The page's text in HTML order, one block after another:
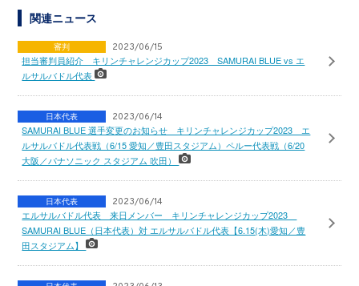
関連ニュース
審判 2023/06/15
担当審判員紹介 キリンチャレンジカップ2023 SAMURAI BLUE vs エ
ルサルバドル代表
日本代表 2023/06/14
SAMURAI BLUE 選手変更のお知らせ キリンチャレンジカップ2023 エ
ルサルバドル代表戦（6/15 愛知／豊田スタジアム）ペルー代表戦（6/20
大阪／パナソニック スタジアム 吹田）
日本代表 2023/06/14
エルサルバドル代表 来日メンバー キリンチャレンジカップ2023
SAMURAI BLUE（日本代表）対 エルサルバドル代表【6.15(木)愛知／豊
田スタジアム】